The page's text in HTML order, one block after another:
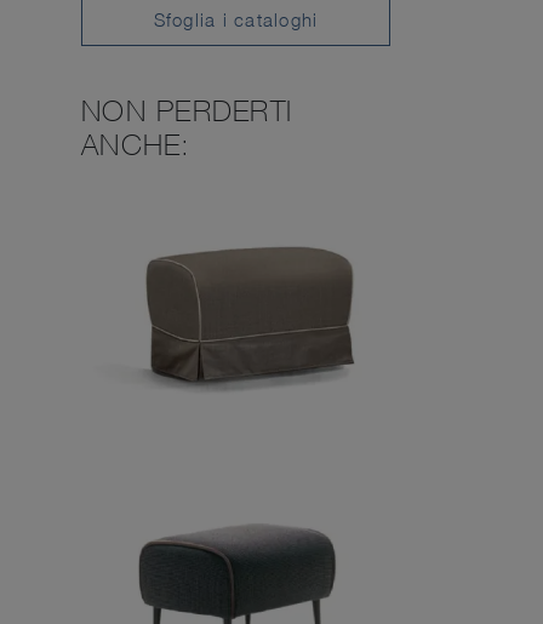
Sfoglia i cataloghi
NON PERDERTI
ANCHE: